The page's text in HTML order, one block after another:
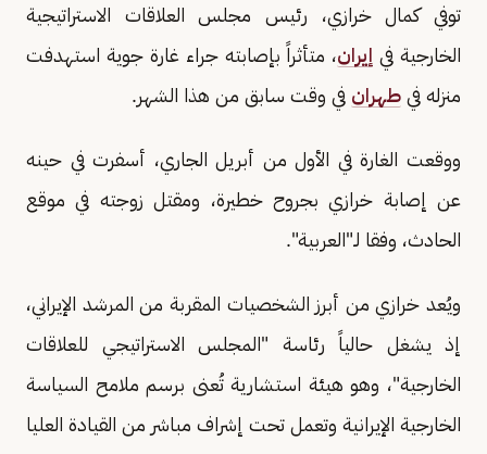
توفي كمال خرازي، رئيس مجلس العلاقات الاستراتيجية
الخارجية في إيران، متأثراً بإصابته جراء غارة جوية استهدفت
منزله في طهران في وقت سابق من هذا الشهر.
ووقعت الغارة في الأول من أبريل الجاري، أسفرت في حينه
عن إصابة خرازي بجروح خطيرة، ومقتل زوجته في موقع
الحادث، وفقا لـ"العربية".
ويُعد خرازي من أبرز الشخصيات المقربة من المرشد الإيراني،
إذ يشغل حالياً رئاسة "المجلس الاستراتيجي للعلاقات
الخارجية"، وهو هيئة استشارية تُعنى برسم ملامح السياسة
الخارجية الإيرانية وتعمل تحت إشراف مباشر من القيادة العليا